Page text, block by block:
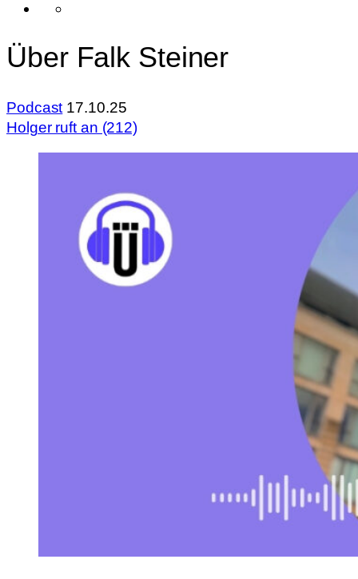
Über Falk Steiner
Podcast 17.10.25
Holger ruft an (212)